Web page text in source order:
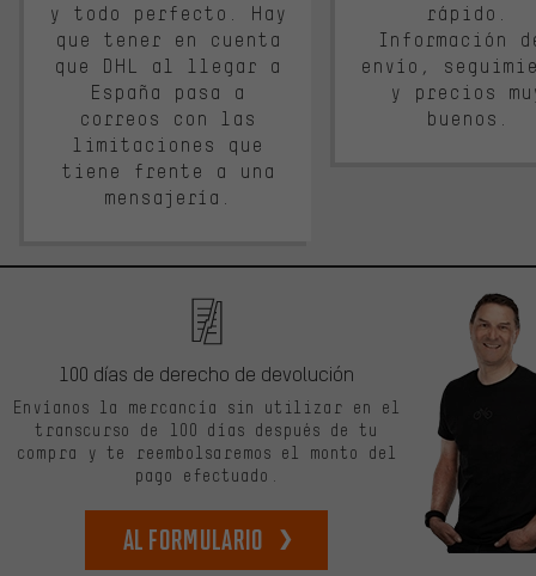
y todo perfecto. Hay
que tener en cuenta
que DHL al llegar a
España pasa a
correos con las
limitaciones que
tiene frente a una
mensajería.
rápido.
Información
envío,
y precios
buenos.
100 días de derecho de devolución
Envíanos la mercancía sin utilizar en el
transcurso de 100 días después de tu
compra y te reembolsaremos el monto del
pago efectuado.
Al formulario